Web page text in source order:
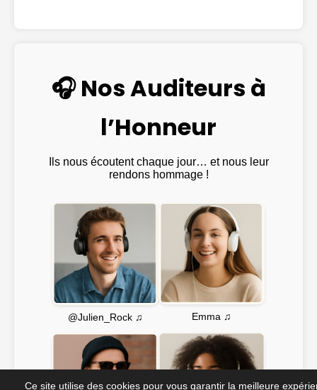
🎧 Nos Auditeurs à
l’Honneur
Ils nous écoutent chaque jour… et nous leur
rendons hommage !
@Julien_Rock ♫ Emma ♫
Ce site utilise des cookies pour vous garantir la meilleure